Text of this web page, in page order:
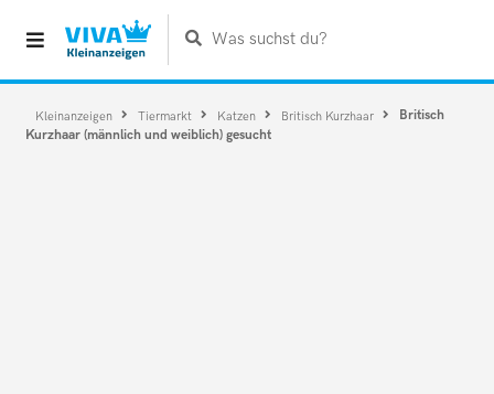
Was suchst du?
Kleinanzeigen Tiermarkt Katzen Britisch Kurzhaar
Britisch
Kurzhaar (männlich und weiblich) gesucht